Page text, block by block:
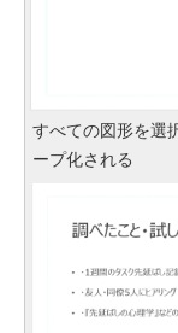
すべての図形を選
ープ化される